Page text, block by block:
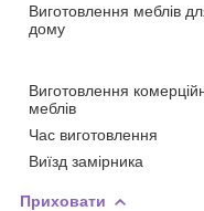
Виготовлення меблів
дому
Виготовлення
меблів
Час виготовлення
Виїзд замірника
Приховати